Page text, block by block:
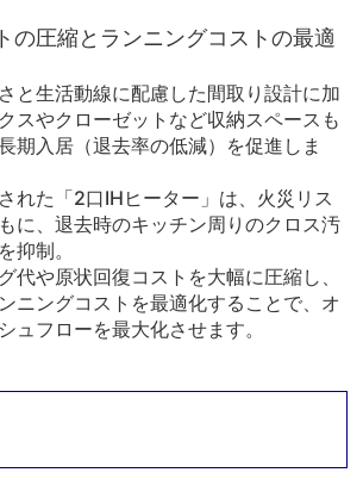
の圧縮とランニングコストの最適
と生活動線に配慮した間取り設計に加
スやクローゼットなど収納スペースも
期入居（退去率の低減）を促進しま
れた「2口IHヒーター」は、火災リス
に、退去時のキッチン周りのクロス汚
抑制。
代や原状回復コストを大幅に圧縮し、
ニングコストを最適化することで、オ
ュフローを最大化させます。